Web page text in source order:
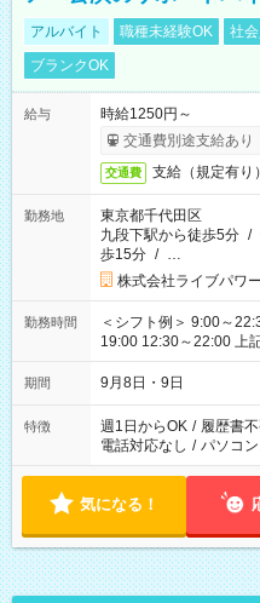
アルバイト 職種未経験OK 社
ブランクOK
給与
時給1250円～
交通費別途支給あり
交通費 支給（規定有り）
勤務地
東京都千代田区
九段下駅から徒歩5分 /
歩15分 / …
株式会社ライブパワー
勤務時間
＜シフト例＞ 9:00～
19:00 12:30～22:00 上記の時間から好きな時間を選べます！ ※
時間は変更となる可能
期間 9月8日・9日
特徴 週1日からOK / 履歴書
電話対応なし / パソコ
気になる！